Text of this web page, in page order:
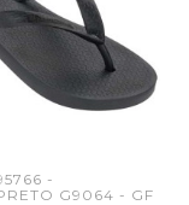
-
G9064 - GF